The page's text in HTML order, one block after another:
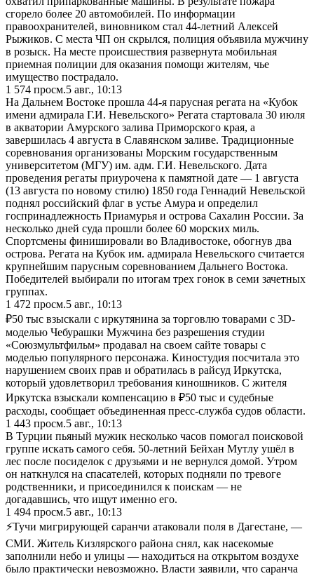
сгорело более 20 автомобилей. По информации
правоохранителей, виновником стал 44-летний Алексей
Рыжиков. С места ЧП он скрылся, полиция объявила мужчину
в розыск. На месте происшествия развернута мобильная
приемная полиции для оказания помощи жителям, чье
имущество пострадало.
1 574 просм.5 авг., 10:13
На Дальнем Востоке прошла 44-я парусная регата на «Кубок
имени адмирала Г.И. Невельского» Регата стартовала 30 июля
в акватории Амурского залива Приморского края, а
завершилась 4 августа в Славянском заливе. Традиционные
соревнования организованы Морским государственным
университетом (МГУ) им. адм. Г.И. Невельского. Дата
проведения регаты приурочена к памятной дате — 1 августа
(13 августа по новому стилю) 1850 года Геннадий Невельской
поднял российский флаг в устье Амура и определил
госпринадлежность Приамурья и острова Сахалин России. За
несколько дней суда прошли более 60 морских миль.
Спортсмены финишировали во Владивостоке, обогнув два
острова. Регата на Кубок им. адмирала Невельского считается
крупнейшим парусным соревнованием Дальнего Востока.
Победителей выбирали по итогам трех гонок в семи зачетных
группах.
1 472 просм.5 авг., 10:13
₽50 тыс взыскали с иркутянина за торговлю товарами с 3D-
моделью Чебурашки Мужчина без разрешения студии
«Союзмультфильм» продавал на своем сайте товары с
моделью популярного персонажа. Киностудия посчитала это
нарушением своих прав и обратилась в райсуд Иркутска,
который удовлетворил требования киношников. С жителя
Иркутска взыскали компенсацию в ₽50 тыс и судебные
расходы, сообщает объединенная пресс-служба судов области.
1 443 просм.5 авг., 10:13
В Турции пьяный мужик несколько часов помогал поисковой
группе искать самого себя. 50-летний Бейхан Мутлу ушёл в
лес после посиделок с друзьями и не вернулся домой. Утром
он наткнулся на спасателей, которых подняли по тревоге
родственники, и присоединился к поискам — не
догадавшись, что ищут именно его.
1 494 просм.5 авг., 10:13
⚡️Тучи мигрирующей саранчи атаковали поля в Дагестане, —
СМИ. Житель Кизлярского района снял, как насекомые
заполнили небо и улицы — находиться на открытом воздухе
было практически невозможно. Власти заявили, что саранча